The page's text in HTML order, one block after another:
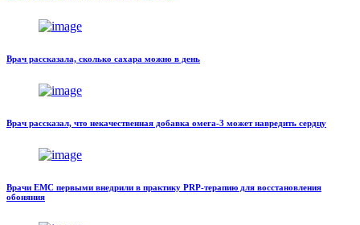
Врач рассказала, сколько сахара можно в день
Врач рассказал, что некачественная добавка омега-3 может навредить сердцу
Врачи ЕМС первыми внедрили в практику PRP-терапию для восстановления
обоняния